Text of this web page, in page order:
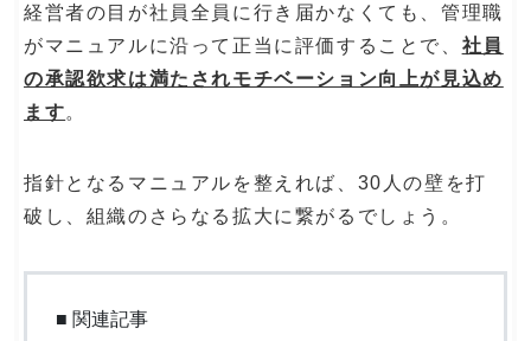
経営者の目が社員全員に行き届かなくても、管理職
がマニュアルに沿って正当に評価することで、 社員
の承認欲求は満たされモチベーション向上が見込め
ます。
指針となるマニュアルを整えれば、30人の壁を打
破し、組織のさらなる拡大に繋がるでしょう。
■ 関連記事